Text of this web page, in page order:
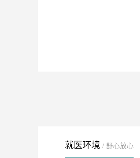
就医环境 / 舒心放心